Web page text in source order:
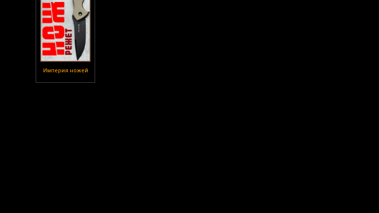
Империя ножей